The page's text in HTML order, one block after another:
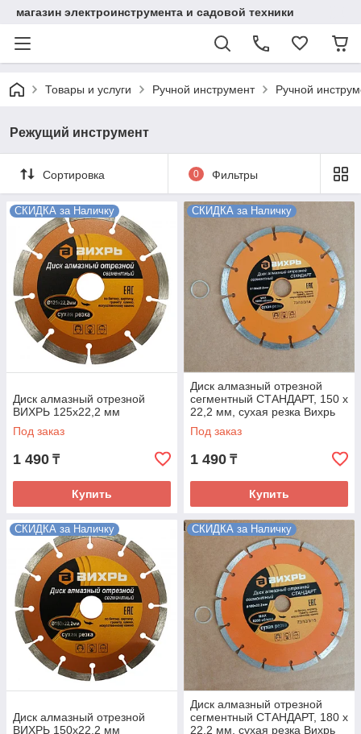
магазин электроинструмента и садовой техники
Товары и услуги Ручной инструмент Ручной
Режущий инструмент
Сортировка 0 Фильтры
СКИДКА за Наличку
Диск алмазный отрезной
ВИХРЬ 125х22,2 мм
Под заказ
1 490 ₸
Купить
СКИДКА за Наличку
Диск алмазный отрезной
сегментный СТАНДАРТ, 150 х
22,2 мм, сухая резка Вихрь
Под заказ
1 490 ₸
Купить
СКИДКА за Наличку
Диск алмазный отрезной
ВИХРЬ 150х22,2 мм
СКИДКА за Наличку
Диск алмазный отрезной
сегментный СТАНДАРТ, 180 х
22,2 мм, сухая резка Вихрь